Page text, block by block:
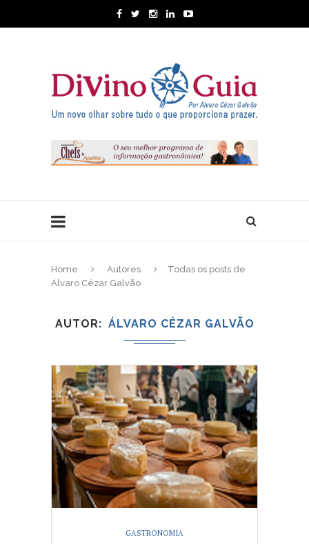
Home Autores
Todas os posts de
Álvaro Cézar Galvão
AUTOR ÁLVARO CÉZAR GALVÃO
GASTRONOMIA